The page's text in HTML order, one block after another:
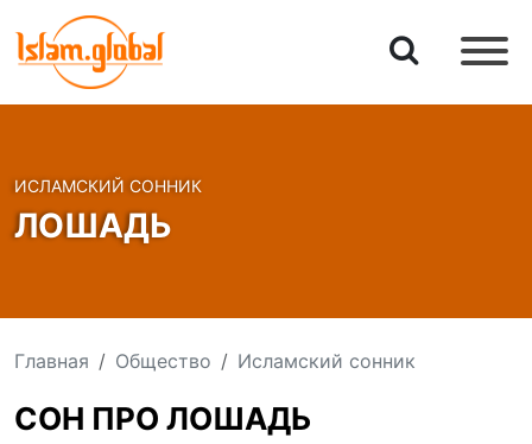
ИСЛАМСКИЙ СОННИК
ЛОШАДЬ
Главная Общество Исламский сонник
СОН ПРО ЛОШАДЬ